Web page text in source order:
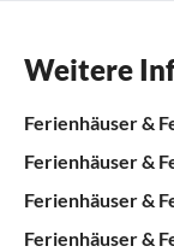
Weitere
Ferienhäuser &
Ferienhäuser &
Ferienhäuser &
Ferienhäuser &